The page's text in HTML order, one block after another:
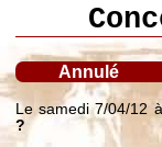
Annulé
Le samedi 7/04/12 à
?